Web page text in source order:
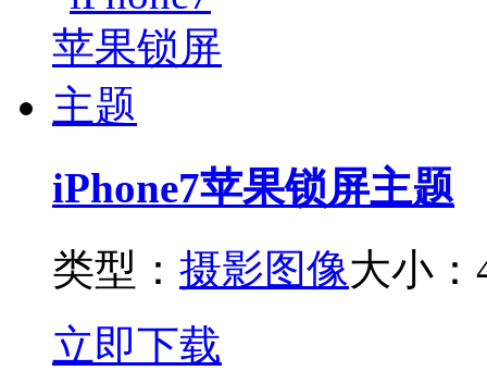
iPhone7苹果锁屏主题
类型： 摄影图像大小：
立即下载